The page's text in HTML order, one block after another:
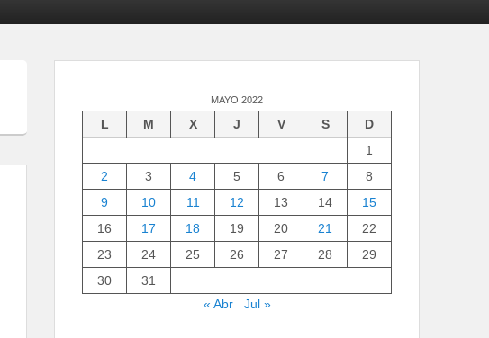
MAYO 2022
L M X J V S
D
1
2
3 4 5 6 7
8
9
10 11 12 13 14
15
16
17 18 19 20 21
22
23
24 25 26 27 28
29
30
31
« Abr
Jul »